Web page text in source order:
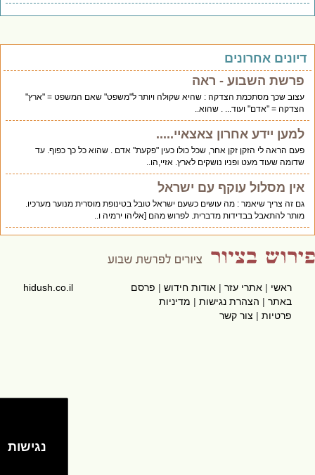
אחרונים
פרשת השבוע - ראה
עצוב שכך מסתכמת הצדקה : שהיא שקולה ויותר ל"משפט" שאם המשפט = "ארץ"
הצדקה = "אדם" ועוד... . שהוא..
למען יידע אחרון צאצאיי.....
פעם הראה לי הזקן זקן אחר, שכל כולו כעין "פקעת" אדם . שהוא כל כך כפוף. עד
שדומה שעוד מעט ופניו נושקים לארץ. אזיי,הו..
אין מסלול עוקף עם ישראל
גם זה צריך שיאמר : מה עושים כשעם ישראל טובל בטינופת מוסרית מנוער מערכיו.
מותר להתאבל בבדידות מדברית. לפרוש מהם [אליהו ירמיה ו..
ראשי|אתרי עזר|אודות חידוש|פרסם
באתר|הצהרת נגישות|מדיניות
פרטיות|צור קשר
hidush.co.il
נגישות